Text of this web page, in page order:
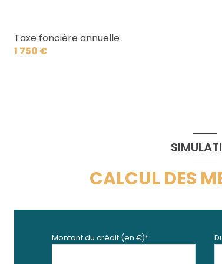
Taxe foncière annuelle
1 750 €
CALCUL DES
Montant du crédit (en €)*